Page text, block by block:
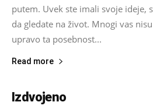
putem. Uvek ste imali svoje ideje,
da gledate na život. Mnogi vas
upravo ta posebnost...
Read more
Izdvojeno